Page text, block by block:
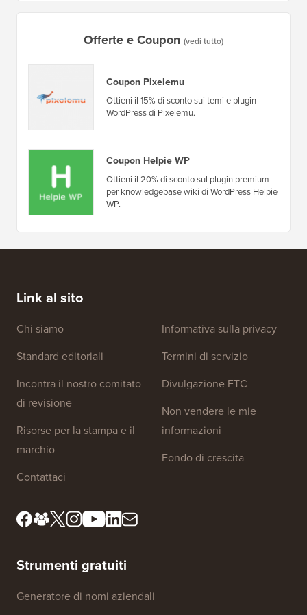
Offerte e Coupon (vedi tutto)
Coupon Pixelemu
Ottieni il 15% di sconto sui temi e plugin
WordPress di Pixelemu.
Coupon Helpie WP
Ottieni il 20% di sconto sul plugin premium
per knowledgebase wiki di WordPress Helpie
WP.
Link al sito
Chi siamo
Standard editoriali
Incontra il nostro comitato
di revisione
Risorse per la stampa e il
marchio
Contattaci
Informativa sulla privacy
Termini di servizio
Divulgazione FTC
Non vendere le mie
informazioni
Fondo di crescita
Strumenti gratuiti
Generatore di nomi aziendali